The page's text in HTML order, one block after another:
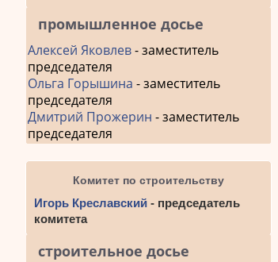
промышленное досье
Алексей Яковлев- заместитель
председателя
Ольга Горышина - заместитель
председателя
Дмитрий Прожерин - заместитель
председателя
Комитет по строительству
Игорь Креславский - председатель
комитета
строительное досье